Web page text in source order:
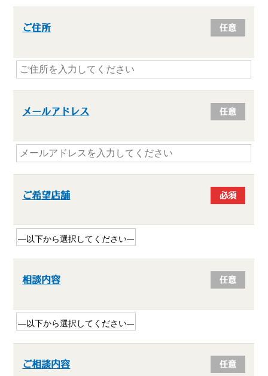
ご住所 任意
メールアドレス 任意
ご希望店舗 必須
相談内容 任意
ご相談内容 任意